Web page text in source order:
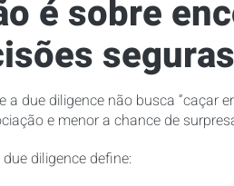
é sobre
seguras
due diligence não busca “caçar
e menor a chance de
diligence define: